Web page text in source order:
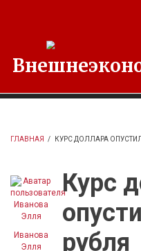
ГЛАВНАЯ / КУРС ДОЛЛАРА
Иванова
Элля
Курс
рубля